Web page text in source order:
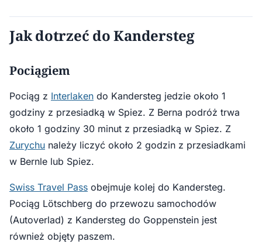
Jak dotrzeć do Kandersteg
Pociągiem
Pociąg z Interlaken do Kandersteg jedzie około 1
godziny z przesiadką w Spiez. Z Berna podróż trwa
około 1 godziny 30 minut z przesiadką w Spiez. Z
Zurychu należy liczyć około 2 godzin z przesiadkami
w Bernle lub Spiez.
Swiss Travel Pass obejmuje kolej do Kandersteg.
Pociąg Lötschberg do przewozu samochodów
(Autoverlad) z Kandersteg do Goppenstein jest
również objęty paszem.